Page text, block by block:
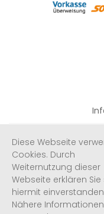
Diese Webseite
Cookies. Durch
Weiternutzung dieser
Webseite erklären Sie
hiermit
Nähere